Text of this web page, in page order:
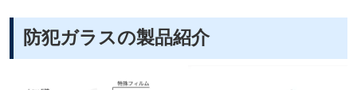
防犯ガラスの製品紹介